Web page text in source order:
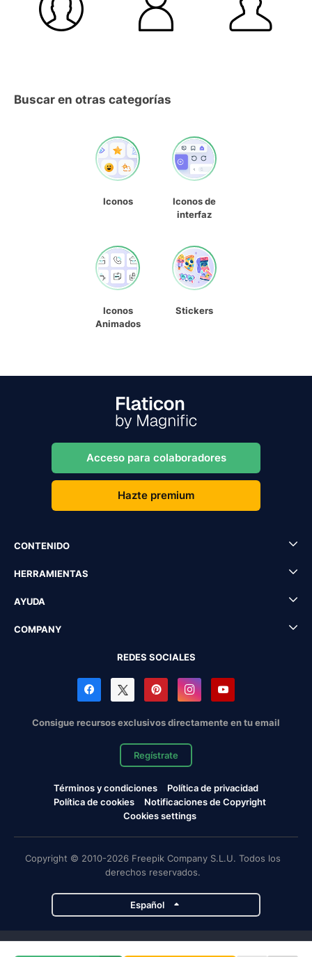
Buscar en otras categorías
Iconos
Iconos de
interfaz
Iconos
Animados
Stickers
Acceso para colaboradores
Hazte premium
CONTENIDO
HERRAMIENTAS
AYUDA
COMPANY
REDES SOCIALES
Consigue recursos exclusivos directamente en tu email
Regístrate
Términos y condiciones
Política de privacidad
Política de cookies
Notificaciones de Copyright
Cookies settings
Copyright © 2010-2026 Freepik Company S.L.U. Todos los
derechos reservados.
Español